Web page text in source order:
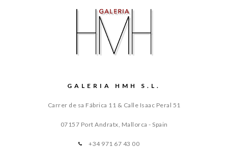
GALERIA HMH S.L.
Carrer de sa Fábrica 11 & Calle Isaac Peral 51
07157 Port Andratx, Mallorca - Spain
+34 971 67 43 00